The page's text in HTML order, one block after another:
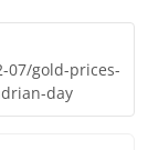
07/gold-prices-
day